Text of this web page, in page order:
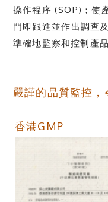
操作程序 (SOP)；使
門即跟進並作出調查
準確地監察和控制產品
嚴謹的品質監控
香港GMP